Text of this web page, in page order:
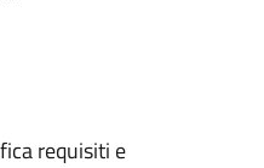
requisiti e